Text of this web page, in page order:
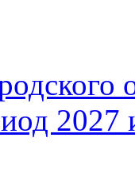
2027